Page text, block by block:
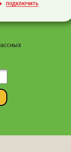
ПОДКЛЮЧИТЬ